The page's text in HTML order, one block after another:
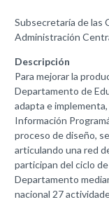
Subsecretaría de las
Administración
Descripción
Para mejorar la
Departamento de
adapta e
Información
proceso de diseño,
articulando una red
participan del ciclo
Departamento
nacional 27